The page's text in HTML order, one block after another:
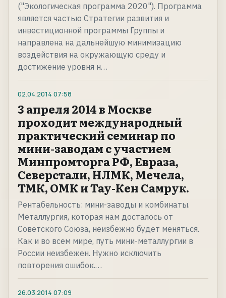
("Экологическая программа 2020"). Программа
является частью Стратегии развития и
инвестиционной программы Группы и
направлена на дальнейшую минимизацию
воздействия на окружающую среду и
достижение уровня н…
02.04.2014 07:58
3 апреля 2014 в Москве
проходит международный
практический семинар по
мини-заводам с участием
Минпромторга РФ, Евраза,
Северстали, НЛМК, Мечела,
ТМК, ОМК и Тау-Кен Самрук.
Рентабельность: мини-заводы и комбинаты.
Металлургия, которая нам досталось от
Советского Союза, неизбежно будет меняться.
Как и во всем мире, путь мини-металлургии в
России неизбежен. Нужно исключить
повторения ошибок.…
26.03.2014 07:09